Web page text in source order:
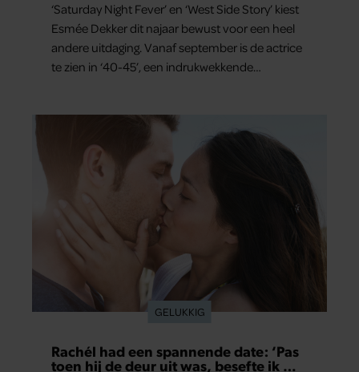
‘Saturday Night Fever’ en ‘West Side Story’ kiest
Esmée Dekker dit najaar bewust voor een heel
andere uitdaging. Vanaf september is de actrice
te zien in ‘40-45’, een indrukwekkende
alleen raakt, maar het publiek ook aan het
denken zet.
GELUKKIG
Rachél had een spannende date: ‘Pas
toen hij de deur uit was, besefte ik wat